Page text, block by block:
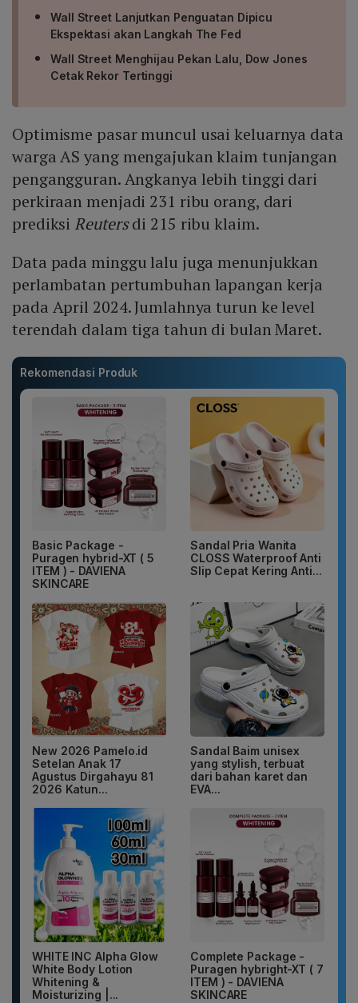
Wall Street Lanjutkan Penguatan Dipicu
Ekspektasi akan Langkah The Fed
Wall Street Menghijau Pekan Lalu, Dow Jones
Cetak Rekor Tertinggi
Optimisme pasar muncul usai keluarnya data
warga AS yang mengajukan klaim tunjangan
pengangguran. Angkanya lebih tinggi dari
perkiraan menjadi 231 ribu orang, dari
prediksi Reutersdi 215 ribu klaim.
Data pada minggu lalu juga menunjukkan
perlambatan pertumbuhan lapangan kerja
pada April 2024. Jumlahnya turun ke level
terendah dalam tiga tahun di bulan Maret.
Rekomendasi Produk
Basic Package -
Puragen hybrid-XT ( 5
ITEM ) - DAVIENA
SKINCARE
Sandal Pria Wanita
CLOSS Waterproof Anti
Slip Cepat Kering Anti...
New 2026 Pamelo.id
Setelan Anak 17
Agustus Dirgahayu 81
2026 Katun...
Sandal Baim unisex
yang stylish, terbuat
dari bahan karet dan
EVA...
WHITE INC Alpha Glow
White Body Lotion
Whitening &
Moisturizing |...
Complete Package -
Puragen hybright-XT ( 7
ITEM ) - DAVIENA
SKINCARE